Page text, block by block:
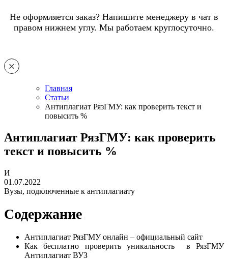
Не оформляется заказ? Напишите менеджеру в чат в
правом нижнем углу. Мы работаем круглосуточно.
Главная
Статьи
Антиплагиат РязГМУ: как проверить текст и
повысить %
Антиплагиат РязГМУ: как проверить
текст и повысить %
И
01.07.2022
Вузы, подключенные к антиплагиату
Содержание
Антиплагиат РязГМУ онлайн – официальный сайт
Как бесплатно проверить уникальность в РязГМУ
Антиплагиат ВУЗ